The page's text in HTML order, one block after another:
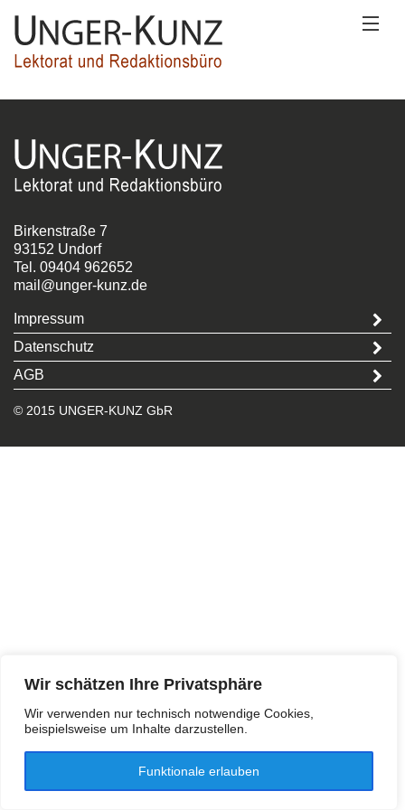
Wir schätzen Ihre Privatsphäre
Wir verwenden nur technisch notwendige Cookies,
beispielsweise um Inhalte darzustellen.
Funktionale erlauben
Was wir machen
Wie Sie uns erreichen
Birkenstraße 7
93152 Undorf
Tel. 09404 962652
mail@unger-kunz.de
Impressum
Datenschutz
AGB
© 2015 UNGER-KUNZ GbR